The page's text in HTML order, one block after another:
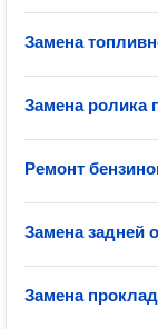
Замена
Замена ролика
Ремонт
Замена задней
Замена